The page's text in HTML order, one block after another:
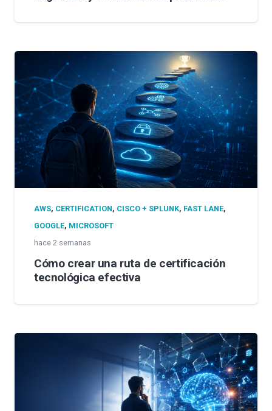
AWS, CERTIFICATION, CISCO + SPLUNK, FAST LANE,
GOOGLE, MICROSOFT
hace 2 semanas
Cómo crear una ruta de certificación
tecnológica efectiva